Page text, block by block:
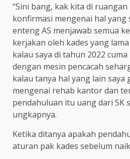
“Sini bang, kak kita di
konfirmasi mengenai hal yang
enteng AS menjawab semua
kerjakan oleh kades yang
kalau saya di tahun 2022
dengan mesin pencacah
kalau tanya hal yang lain saya
mengenai rehab kantor dan
pendahuluan itu uang dari SK
ungkapnya.
Ketika ditanya apakah
aturan pak kades sebelum